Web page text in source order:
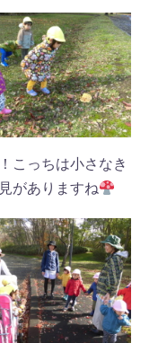
こっちは小さなき
がありますね